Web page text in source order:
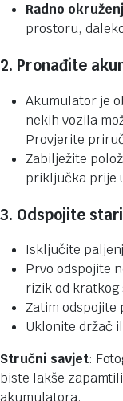
Radno
prostoru,
2. Pronađite
Akumulator je
nekih vozila
Provjerite
Zabilježite
priključka prije
3. Odspojite
Isključite
Prvo odspojite
rizik od kratkog
Zatim odspojite
Uklonite držač
Stručni savjet:
biste lakše